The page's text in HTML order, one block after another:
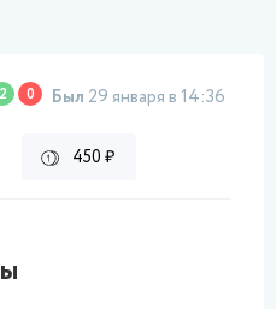
2 0 Был 29 января в 14:36
450 ₽